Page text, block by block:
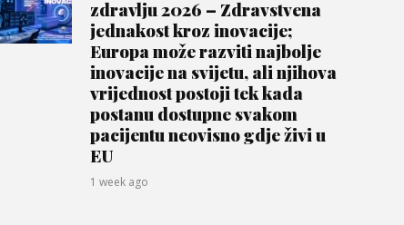
zdravlju 2026 – Zdravstvena
jednakost kroz inovacije;
Europa može razviti najbolje
inovacije na svijetu, ali njihova
vrijednost postoji tek kada
postanu dostupne svakom
pacijentu neovisno gdje živi u
EU
1 week ago